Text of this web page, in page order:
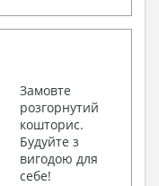
Замовте
розгорнутий
кошторис.
Будуйте з
вигодою для
себе!